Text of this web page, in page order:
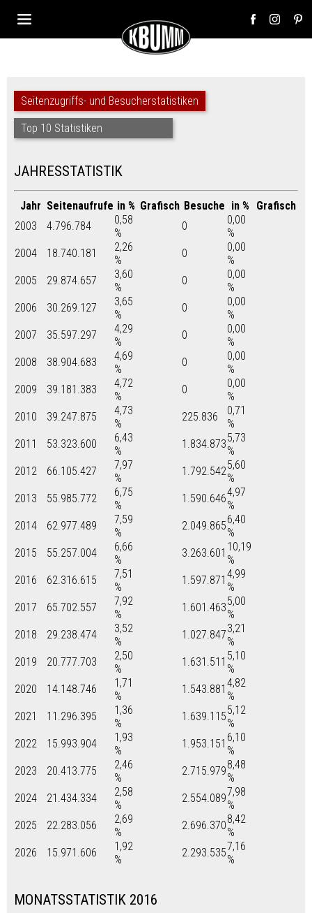
Seitenzugriffs- und Besucherstatistiken
Top 10 Statistiken
JAHRESSTATISTIK
Jahr Seitenaufrufe in % Grafisch Besuche in %
Grafisch
2003
4.796.784
0,58
%
0
0,00
%
2004
18.740.181
2,26
%
0
0,00
%
2005
29.874.657
3,60
%
0
0,00
%
2006
30.269.127
3,65
%
0
0,00
%
2007
35.597.297
4,29
%
0
0,00
%
2008
38.904.683
4,69
%
0
0,00
%
2009
39.181.383
4,72
%
0
0,00
%
2010
39.247.875
4,73
%
225.836
0,71
%
2011
53.323.600
6,43
%
1.834.8735,73
%
2012
66.105.427
7,97
%
1.792.5425,60
%
2013
55.985.772
6,75
%
1.590.6464,97
%
2014
62.977.489
7,59
%
2.049.8656,40
%
2015
55.257.004
6,66
%
3.263.601 10,19
%
2016
62.316.615
7,51
%
1.597.871 4,99
%
2017
65.702.557
7,92
%
1.601.4635,00
%
2018
29.238.474
3,52
%
1.027.8473,21
%
2019
20.777.703
2,50
%
1.631.511 5,10
%
2020
14.148.746
1,71
%
1.543.881 4,82
%
2021
11.296.395
1,36
%
1.639.1155,12
%
2022
15.993.904
1,93
%
1.953.151 6,10
%
2023
20.413.775
2,46
%
2.715.9798,48
%
2024
21.434.334
2,58
%
2.554.0897,98
%
2025
22.283.056
2,69
%
2.696.3708,42
%
2026
15.971.606
1,92
%
2.293.5357,16
%
MONATSSTATISTIK 2016